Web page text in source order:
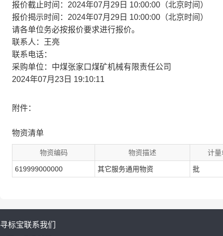
报价截止时间：2024年07月29日 10:00:00（北京时间）
报价揭示时间：2024年07月29日 10:00:00（北京时间）
请各单位务必按报价要求进行报价。
联系人：王亮
联系电话：
采购单位：中煤张家口煤矿机械有限责任公司
2024年07月23日 19:10:11
附件：
物资清单
物资编码 物资描述 计量
619999000000 其它服务通用物资 批
寻标宝联系我们